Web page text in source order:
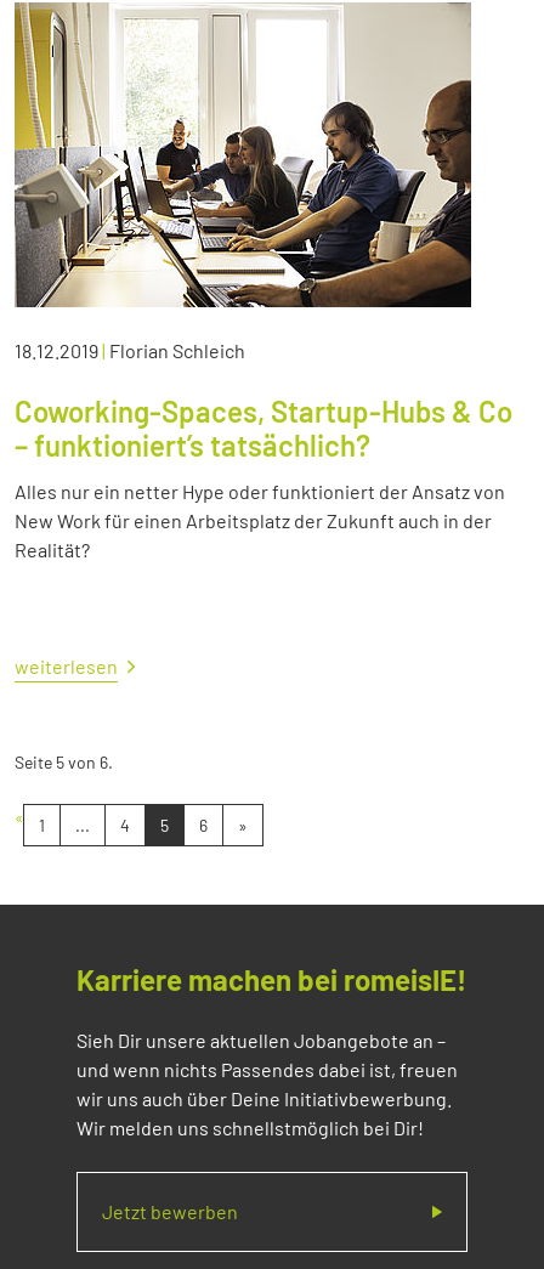
18.12.2019| Florian Schleich
Coworking-Spaces, Startup-Hubs & Co
– funktioniert’s tatsächlich?
Alles nur ein netter Hype oder funktioniert der Ansatz von
New Work für einen Arbeitsplatz der Zukunft auch in der
Realität?
weiterlesen
Seite 5 von 6.
« 1 ... 4 5 6 »
Karriere machen bei romeisIE!
Sieh Dir unsere aktuellen Jobangebote an –
und wenn nichts Passendes dabei ist, freuen
wir uns auch über Deine Initiativbewerbung.
Wir melden uns schnellstmöglich bei Dir!
Jetzt bewerben